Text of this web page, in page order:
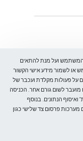
אירועים
המשתמש ועל מנת להתאים
או לשמור מידע אישי הקשור
על פעולות מקלדת ועכבר של
מועבר לשום גורם אחר. הכניסה
הנתונים. בנוסף
פרסום צד שלישי כגון